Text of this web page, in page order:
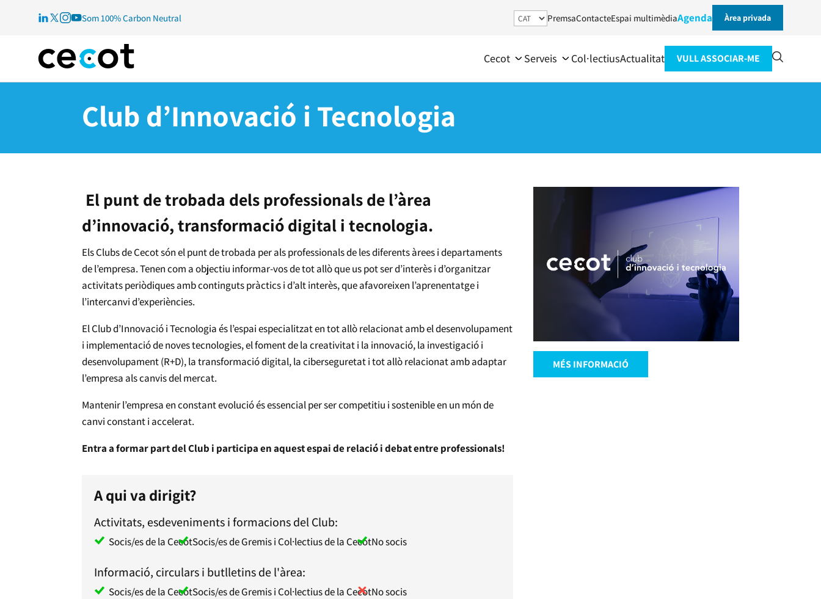
Som 100% Carbon Neutral PremsaContacteEspai multimèdiaAgenda Àrea privada
Cecot Serveis Col·lectiusActualitat VULL ASSOCIAR-ME
Club d’Innovació i Tecnologia
El punt de trobada dels professionals de l’àrea
d’innovació, transformació digital i tecnologia.
Els Clubs de Cecot són el punt de trobada per als professionals de les diferents àrees i departaments
de l’empresa. Tenen com a objectiu informar-vos de tot allò que us pot ser d’interès i d’organitzar
activitats periòdiques amb continguts pràctics i d’alt interès, que afavoreixen l’aprenentatge i
l’intercanvi d’experiències.
El Club d’Innovació i Tecnologia és l’espai especialitzat en tot allò relacionat amb el desenvolupament
i implementació de noves tecnologies, el foment de la creativitat i la innovació, la investigació i
desenvolupament (R+D), la transformació digital, la ciberseguretat i tot allò relacionat amb adaptar
l’empresa als canvis del mercat.
Mantenir l’empresa en constant evolució és essencial per ser competitiu i sostenible en un món de
canvi constant i accelerat.
Entra a formar part del Club i participa en aquest espai de relació i debat entre professionals!
A qui va dirigit?
Activitats, esdeveniments i formacions del Club:
Socis/es de la CecotSocis/es de Gremis i Col·lectius de la CecotNo socis
Informació, circulars i butlletins de l'àrea:
Socis/es de la CecotSocis/es de Gremis i Col·lectius de la CecotNo socis
MÉS INFORMACIÓ